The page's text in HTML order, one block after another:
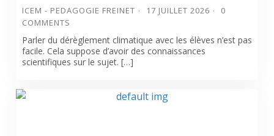
ICEM - PEDAGOGIE FREINET 17 JUILLET 2026
0
COMMENTS
Parler du dérèglement climatique avec les élèves n’est pas
facile. Cela suppose d’avoir des connaissances
scientifiques sur le sujet. […]